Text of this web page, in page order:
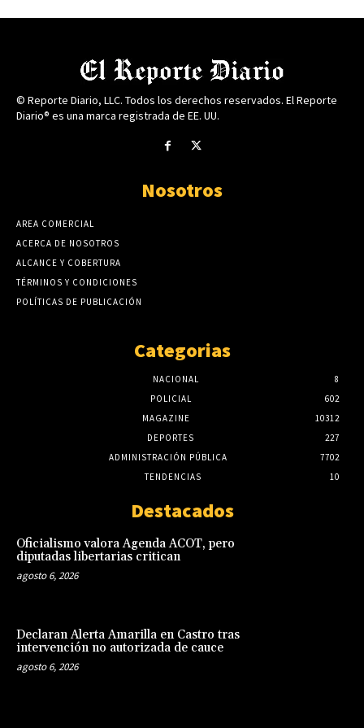
© Reporte Diario, LLC. Todos los derechos reservados. El Reporte
Diario® es una marca registrada de EE. UU.
Nosotros
AREA COMERCIAL
ACERCA DE NOSOTROS
ALCANCE Y COBERTURA
TÉRMINOS Y CONDICIONES
POLÍTICAS DE PUBLICACIÓN
Categorias
NACIONAL
8
POLICIAL
602
MAGAZINE
10312
DEPORTES
227
ADMINISTRACIÓN PÚBLICA
7702
TENDENCIAS
10
Destacados
Oficialismo valora Agenda ACOT, pero
diputadas libertarias critican
agosto 6, 2026
Declaran Alerta Amarilla en Castro tras
intervención no autorizada de cauce
agosto 6, 2026